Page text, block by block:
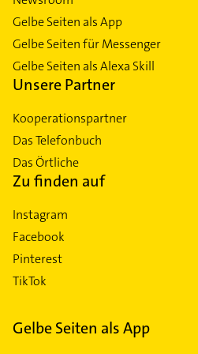
Gelbe Seiten als App
Gelbe Seiten für Messenger
Gelbe Seiten als Alexa Skill
Unsere Partner
Kooperationspartner
Das Telefonbuch
Das Örtliche
Zu finden auf
Instagram
Facebook
Pinterest
TikTok
Gelbe Seiten als App